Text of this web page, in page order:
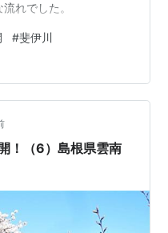
れでした。
#斐伊川
！（6）島根県雲南